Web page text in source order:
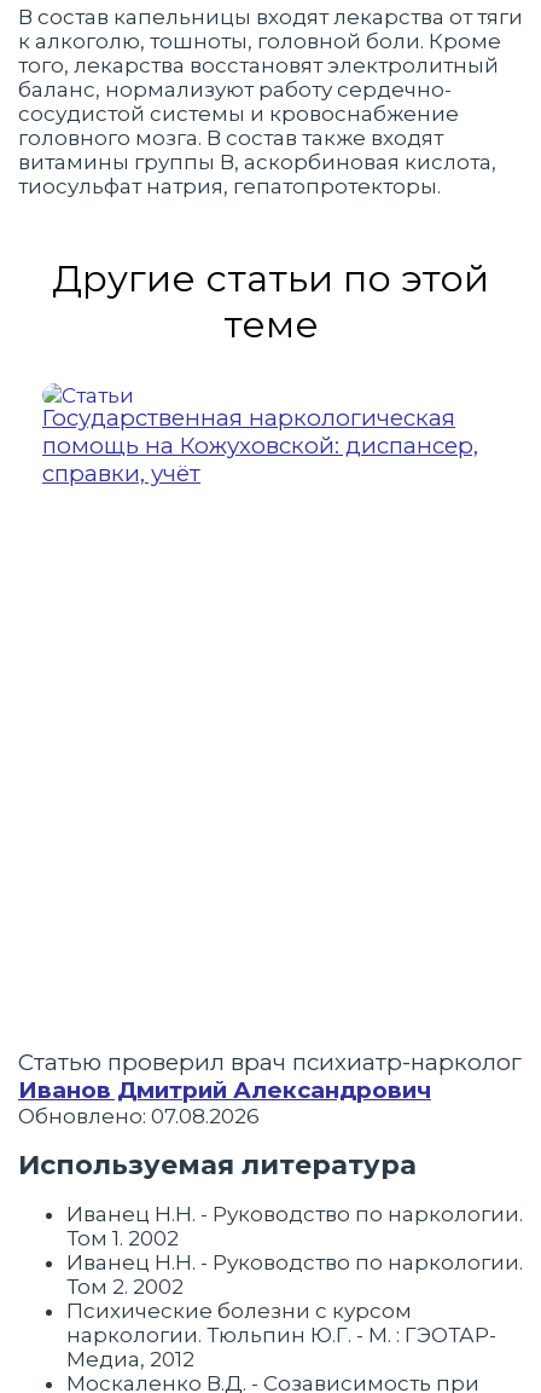
В состав капельницы входят лекарства от тяги
к алкоголю, тошноты, головной боли. Кроме
того, лекарства восстановят электролитный
баланс, нормализуют работу сердечно-
сосудистой системы и кровоснабжение
головного мозга. В состав также входят
витамины группы В, аскорбиновая кислота,
тиосульфат натрия, гепатопротекторы.
Другие статьи по этой
теме
Государственная наркологическая
помощь на Кожуховской: диспансер,
справки, учёт
Статью проверил врач психиатр-нарколог
Иванов Дмитрий Александрович
Обновлено: 07.08.2026
Используемая литература
Иванец Н.Н. - Руководство по наркологии.
Том 1. 2002
Иванец Н.Н. - Руководство по наркологии.
Том 2. 2002
Психические болезни с курсом
наркологии. Тюльпин Ю.Г. - М. : ГЭОТАР-
Медиа, 2012
Москаленко В.Д. - Созависимость при